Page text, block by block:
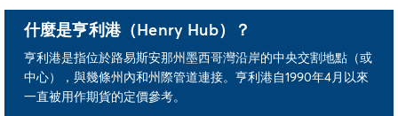
什麼是亨利港（Henry Hub）？
亨利港是指位於路易斯安那州墨西哥灣沿岸的中央交割地點（或
中心），與幾條州內和州際管道連接。亨利港自1990年4月以來
一直被用作期貨的定價參考。